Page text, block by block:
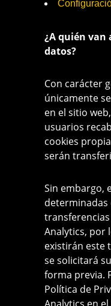
¿A quién van
datos?
Con carácter
únicamente
en el sitio
usuarios
cookies
serán
Sin embargo,
determinadas
Analytics, por
existirán este
se solicitará
forma previa.
Política de